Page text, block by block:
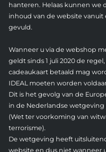
hanteren. Helaas kunnen we
inhoud van de website
gevuld.
Wanneer u via de webshop
geldt sinds 1 juli 2020 de
cadeaukaart betaald mag
IDEAL moeten worden
Dit is het gevolg van de
in de Nederlandse
(Wet ter voorkoming van
terrorisme).
De wetgeving heeft
website en dus niet wanneer